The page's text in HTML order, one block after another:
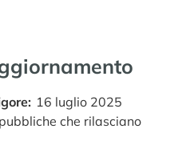
16 luglio 2025
che rilasciano